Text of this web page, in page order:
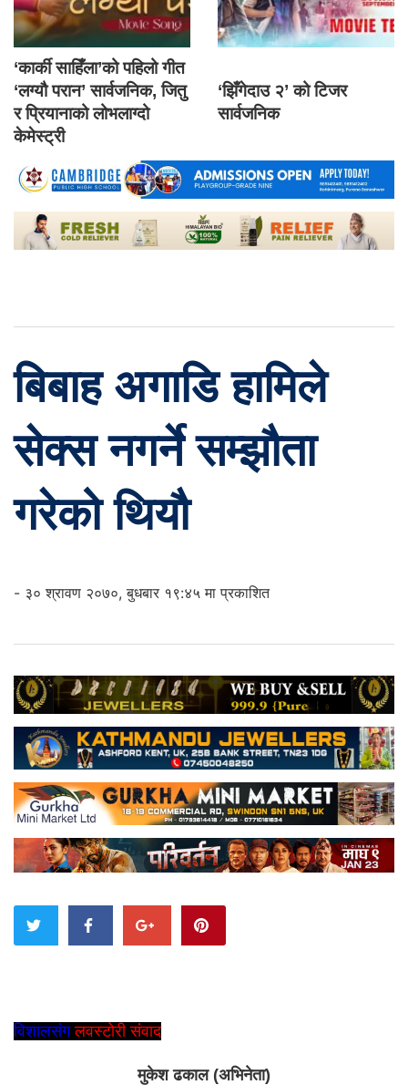
‘कार्की साहिँला’को पहिलो गीत
‘लग्यौ परान’ सार्वजनिक, जितु
र प्रियानाको लोभलाग्दो
केमेस्ट्री
‘झिँगेदाउ २’ को टिजर
सार्वजनिक
बिबाह अगाडि हामिले
सेक्स नगर्ने सम्झौता
गरेको थियौ
- ३० श्रावण २०७०, बुधबार १९:४५ मा प्रकाशित
विशालसंगलवस्टोरी संवाद
मुकेश ढकाल (अभिनेता)